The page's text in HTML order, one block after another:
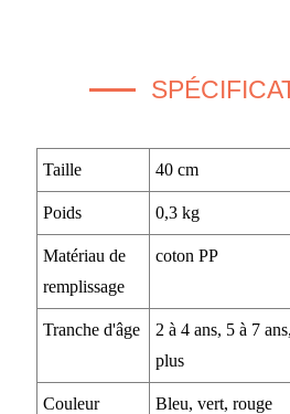
Taille 40 cm
Poids 0,3 kg
Matériau de
remplissage
coton PP
Tranche d'âge
2 à 4 ans, 5 à 7
plus
Couleur Bleu, vert, rouge